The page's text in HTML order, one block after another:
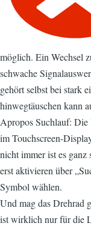
möglich. Ein Wechsel
schwache
gehört selbst bei stark
hinwegtäuschen kann
Apropos Suchlauf: Die
im Touchscreen-
nicht immer ist es ganz
erst aktivieren über
Symbol wählen.
Und mag das Drehrad
ist wirklich nur für die